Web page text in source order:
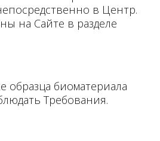
в Центр.
на Сайте в разделе
образца биоматериала
Требования.